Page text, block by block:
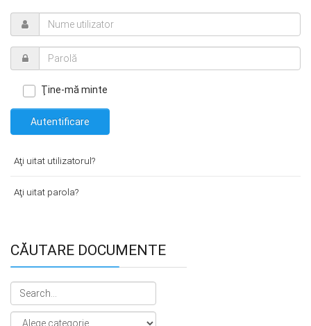
Ţine-mă minte
Autentificare
Aţi uitat utilizatorul?
Aţi uitat parola?
CĂUTARE DOCUMENTE